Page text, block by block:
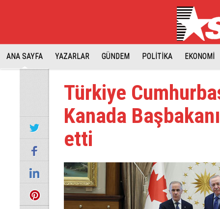
ANA SAYFA YAZARLAR GÜNDEM POLİTİKA EKONOMİ
Türkiye
Kanada
etti